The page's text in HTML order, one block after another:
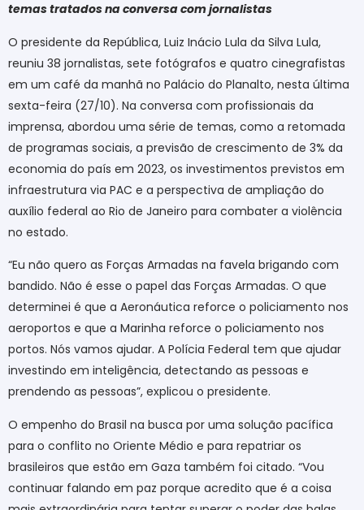
temas tratados na conversa com jornalistas
O presidente da República, Luiz Inácio Lula da Silva Lula,
reuniu 38 jornalistas, sete fotógrafos e quatro cinegrafistas
em um café da manhã no Palácio do Planalto, nesta última
sexta-feira (27/10). Na conversa com profissionais da
imprensa, abordou uma série de temas, como a retomada
de programas sociais, a previsão de crescimento de 3% da
economia do país em 2023, os investimentos previstos em
infraestrutura via PAC e a perspectiva de ampliação do
auxílio federal ao Rio de Janeiro para combater a violência
no estado.
“Eu não quero as Forças Armadas na favela brigando com
bandido. Não é esse o papel das Forças Armadas. O que
determinei é que a Aeronáutica reforce o policiamento nos
aeroportos e que a Marinha reforce o policiamento nos
portos. Nós vamos ajudar. A Polícia Federal tem que ajudar
investindo em inteligência, detectando as pessoas e
prendendo as pessoas”, explicou o presidente.
O empenho do Brasil na busca por uma solução pacífica
para o conflito no Oriente Médio e para repatriar os
brasileiros que estão em Gaza também foi citado. “Vou
continuar falando em paz porque acredito que é a coisa